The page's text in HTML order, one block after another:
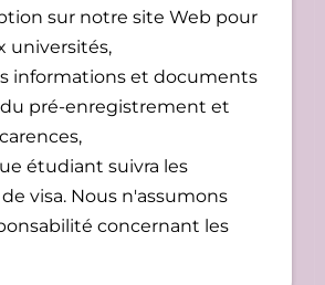
sur notre site Web pour
universités,
informations et documents
pré-enregistrement et
étudiant suivra les
visa. Nous n'assumons
concernant les